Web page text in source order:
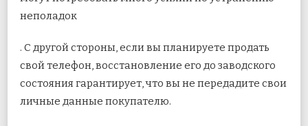
неполадок
. С другой стороны, если вы планируете продать
свой телефон, восстановление его до заводского
состояния гарантирует, что вы не передадите свои
личные данные покупателю.